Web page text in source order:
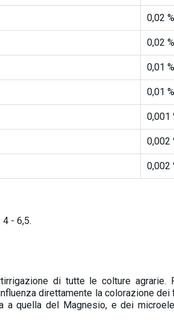
0,02 %
0,02 %
0,01 %
0,01 %
0,001
0,002
0,002
- 6,5.
di tutte le colture agrarie.
direttamente la colorazione dei
a quella del Magnesio, e dei